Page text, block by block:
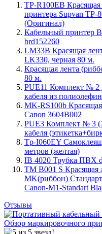
TP-R100EB Красящая
принтера Supvan TP-
(Оригинал)
Кабельный принтер
brd152260
LM33B Красящая
LK330, черная 80 м.
Красящая лента
80 м.
PUE11 Комплект № 2
кабеля из
MK-RS100b
Canon 3604B002
PUE3 Комплект № 3
кабеля
Tp-I060EY
метров (желтая)
IB 4020 Трубка ПВХ
TM B001 S Красящая
MK(риббон)
Canon-M1-Standart
Отзывы
Обзор маркировочного